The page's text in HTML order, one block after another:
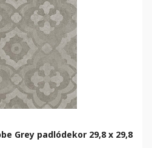
Grey padlódekor 29,8 x 29,8